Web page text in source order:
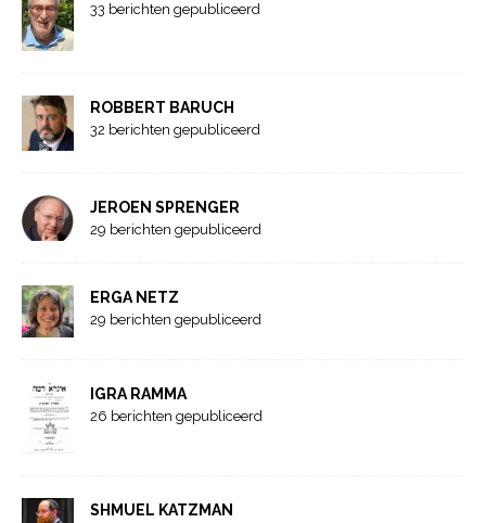
33 berichten gepubliceerd
ROBBERT BARUCH
32 berichten gepubliceerd
JEROEN SPRENGER
29 berichten gepubliceerd
ERGA NETZ
29 berichten gepubliceerd
IGRA RAMMA
26 berichten gepubliceerd
SHMUEL KATZMAN